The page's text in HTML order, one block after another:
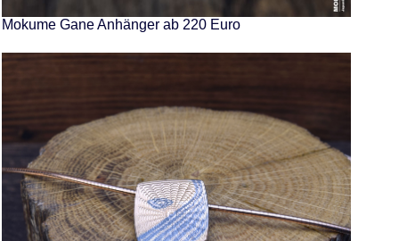
Mokume Gane Anhänger ab 220 Euro